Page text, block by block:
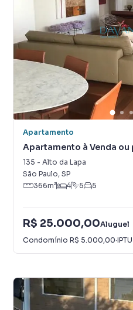
Apartamento
Apartamento à Venda ou
Lapa
135 - Alto da Lapa
São Paulo, SP
366m² 4 5 5
R$ 25.000,00Aluguel
Condomínio R$ 5.000,00·IPTU